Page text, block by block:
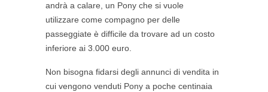
andrà a calare, un Pony che si vuole
utilizzare come compagno per delle
passeggiate è difficile da trovare ad un costo
inferiore ai 3.000 euro.
Non bisogna fidarsi degli annunci di vendita in
cui vengono venduti Pony a poche centinaia